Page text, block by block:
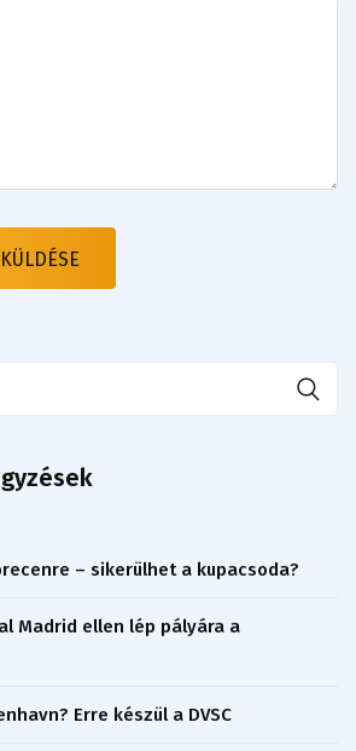
– sikerülhet a kupacsoda?
Madrid ellen lép pályára a
Erre készül a DVSC